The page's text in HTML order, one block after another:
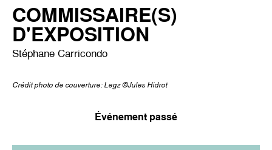
COMMISSAIRE(S)
D'EXPOSITION
Stéphane Carricondo
Crédit photo de couverture: Legz ©Jules Hidrot
Événement passé